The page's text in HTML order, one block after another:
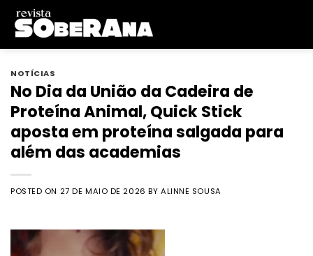
Skip
content
NOTÍCIAS
No Dia da União da Cadeira de
Proteína Animal, Quick Stick
aposta em proteína salgada para
além das academias
POSTED ON 27 DE MAIO DE 2026 BY ALINNE SOUSA